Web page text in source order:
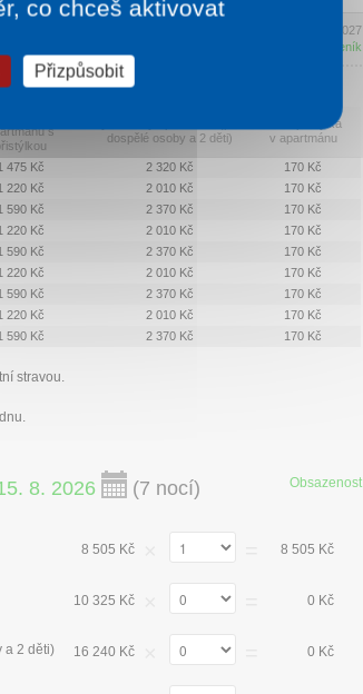
Platí 2. 6. 2026 - 6. 1. 2027
Kompletní ceník
s
dospělé osoby a 2 děti)
Další přistýlka
v apartmánu
475 Kč 2 320 Kč
170 Kč
220 Kč 2 010 Kč
170 Kč
590 Kč 2 370 Kč
170 Kč
220 Kč 2 010 Kč
170 Kč
590 Kč 2 370 Kč
170 Kč
220 Kč 2 010 Kč
170 Kč
590 Kč 2 370 Kč
170 Kč
220 Kč 2 010 Kč
170 Kč
590 Kč 2 370 Kč 170 Kč
stravou.
Obsazenost
8. 2026 (7 nocí)
8 505 Kč 8 505 Kč
10 325 Kč 0 Kč
a 2 děti) 16 240 Kč 0 Kč
co chceš aktivovat
Přizpůsobit